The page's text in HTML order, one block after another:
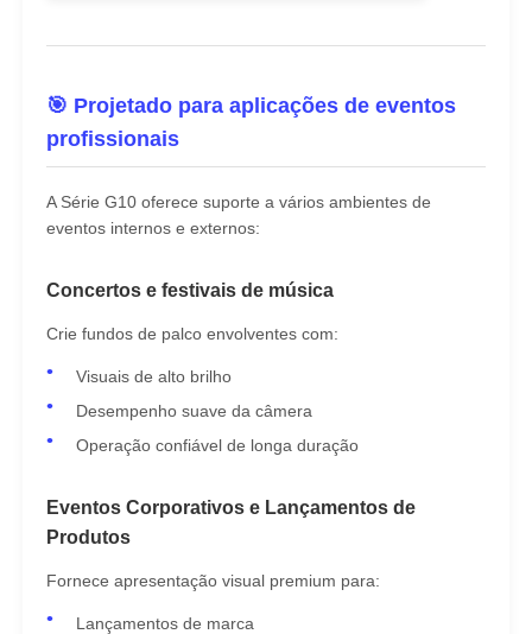
🎯 Projetado para aplicações de eventos
profissionais
A Série G10 oferece suporte a vários ambientes de
eventos internos e externos:
Concertos e festivais de música
Crie fundos de palco envolventes com:
Visuais de alto brilho
Desempenho suave da câmera
Operação confiável de longa duração
Eventos Corporativos e Lançamentos de
Produtos
Fornece apresentação visual premium para:
Lançamentos de marca